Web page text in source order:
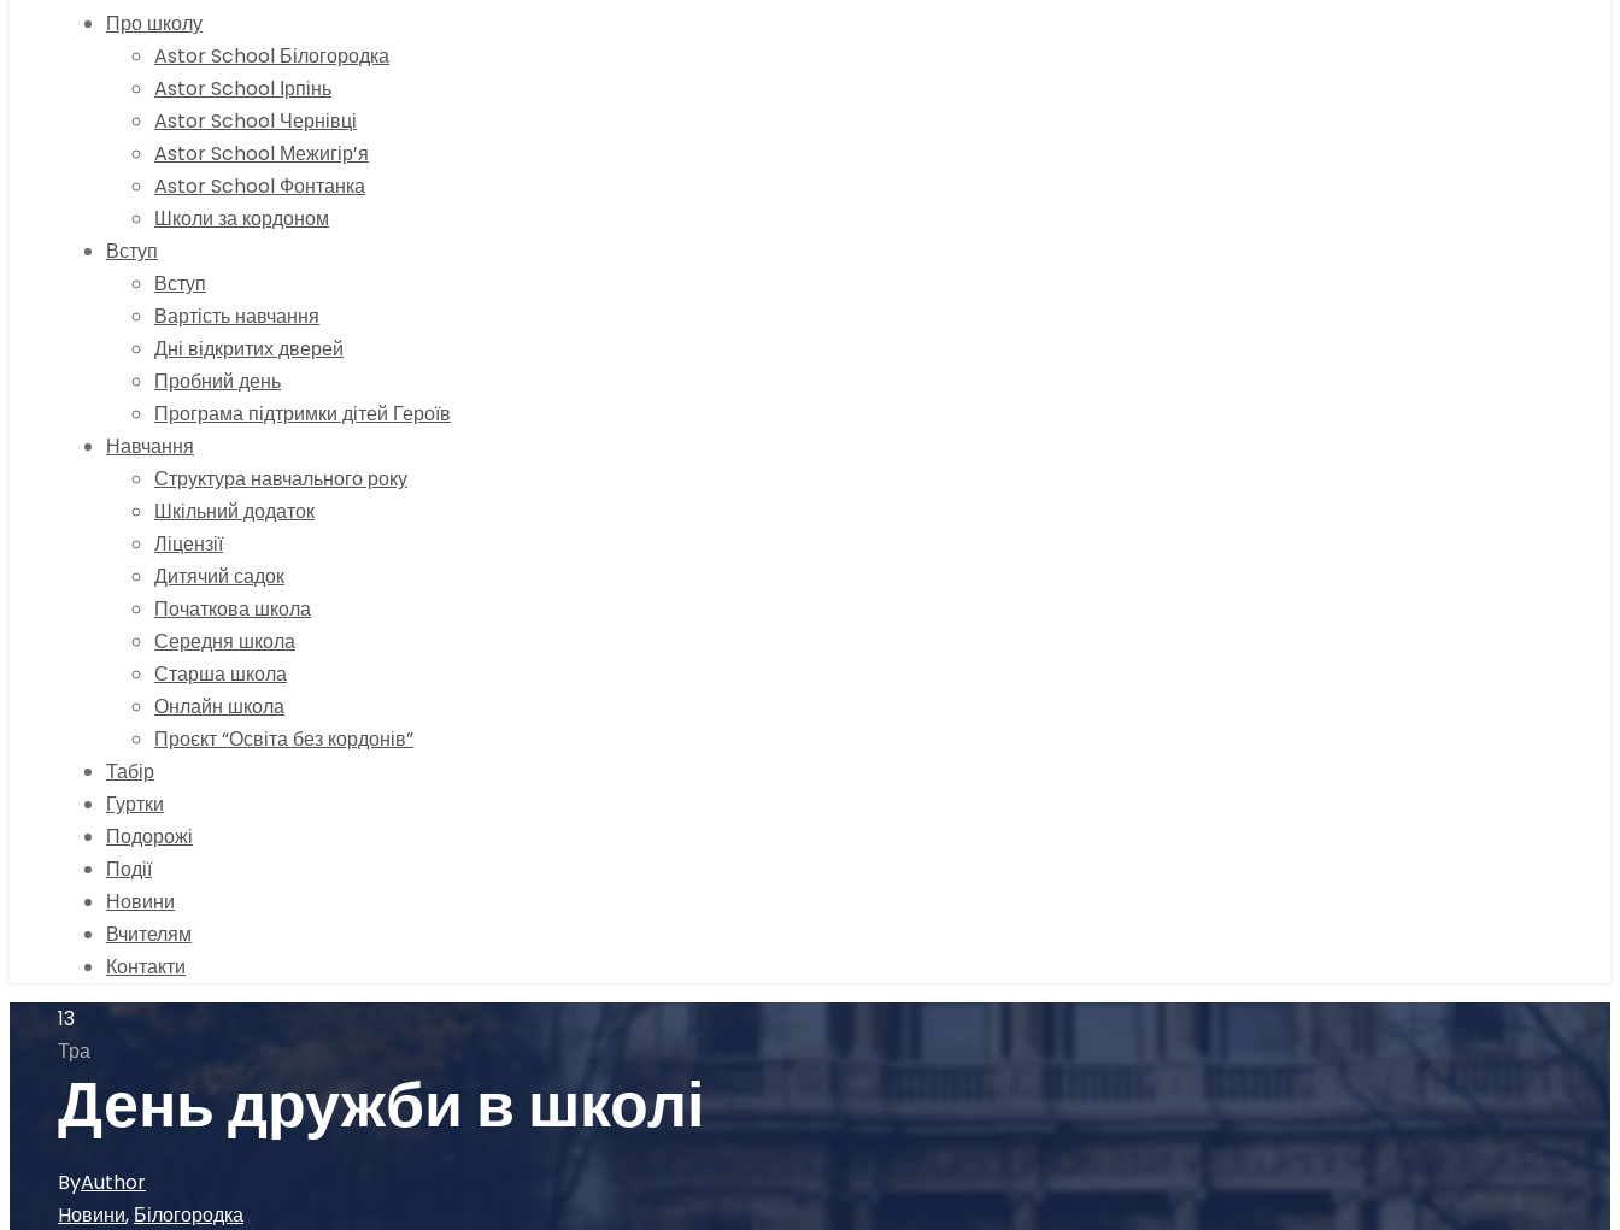
Про школу
Astor School Білогородка
Astor School Ірпінь
Astor School Чернівці
Astor School Межигір’я
Astor School Фонтанка
Школи за кордоном
Вступ
Вступ
Вартість навчання
Дні відкритих дверей
Пробний день
Програма підтримки дітей Героїв
Навчання
Структура навчального року
Шкільний додаток
Ліцензії
Дитячий садок
Початкова школа
Середня школа
Старша школа
Онлайн школа
Проєкт “Освіта без кордонів”
Табір
Гуртки
Подорожі
Події
Новини
Вчителям
Контакти
13
Тра
День дружби в школі
ByAuthor
Hовини, Білогородка